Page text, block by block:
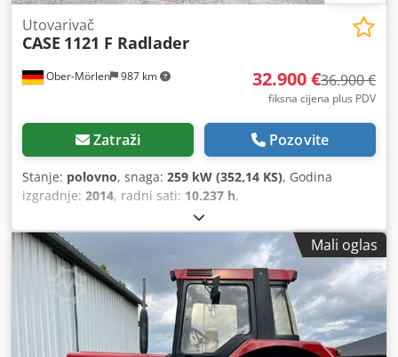
Ober-Mörlen 987 km
Utovarivač
CASE 1121 F Radlader
32.900 €36.900 €
fiksna cijena plus PDV
Zatraži Pozovite
Stanje: polovno, snaga: 259 kW (352,14 KS), Godina
izgradnje: 2014, radni sati: 10.237 h,
Mali oglas